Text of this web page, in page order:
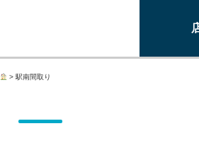
>駅南間取り